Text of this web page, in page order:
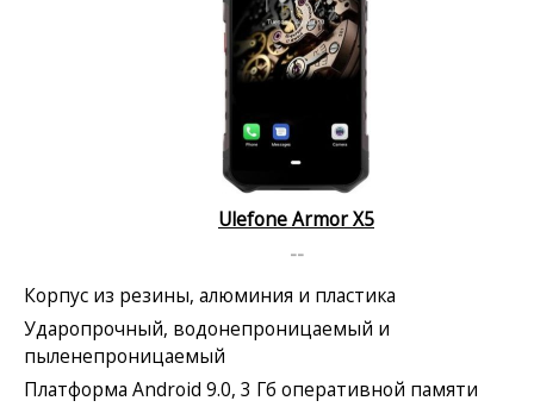
Ulefone Armor X5
--
Корпус из резины, алюминия и пластика
Ударопрочный, водонепроницаемый и
пыленепроницаемый
Платформа Android 9.0, 3 Гб оперативной памяти